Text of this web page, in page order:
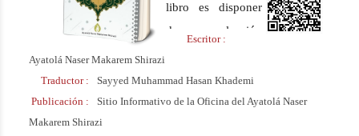
libro es disponer
de una colección
auténticos y
argumentos
Escritor :
Ayatolá Naser Makarem Shirazi
Traductor :
Sayyed Muhammad Hasan Khademi
Publicación :
Sitio Informativo de la Oficina del Ayatolá Naser
Makarem Shirazi